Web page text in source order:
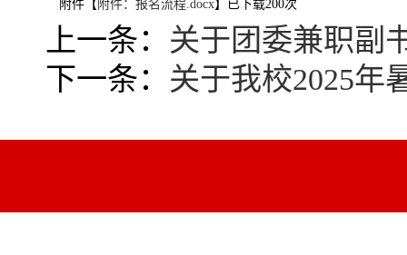
附件【附件：报名流程.docx】已下载200次
上一条： 关于团委兼职副
下一条： 关于我校2025年